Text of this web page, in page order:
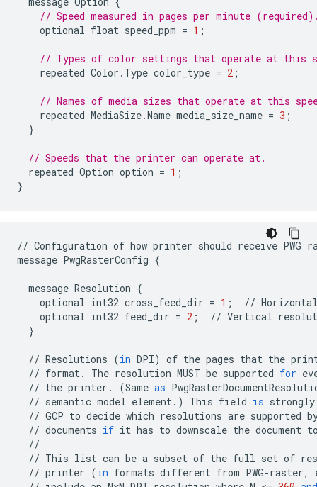
// Speed measured in pages per minute
optional float speed_ppm = 1 ;
// Types of color settings that operate at this
repeated Color . Type color_type = 2 ;
// Names of media sizes that operate at this
repeated MediaSize.Name media_size_name = 3 ;
}
// Speeds that the printer can operate at.
repeated Option option = 1 ;
}
// Configuration of how printer should receive PWG
message PwgRasterConfig {
message Resolution {
optional int32 cross_feed_dir = 1 ; // Horizontal
optional int32 feed_dir = 2 ; // Vertical
}
// Resolutions (in DPI) of the pages that the
// format. The resolution MUST be supported for
// the printer . (Same as
// semantic model element. ) This field is strongly
// GCP to decide which resolutions are supported
// documents if it has to downscale the document
//
// This list can be a subset of the full set of
// printer (in formats different from PWG-raster,